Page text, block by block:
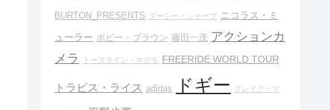
BURTON_PRESENTS ダーシー・シャープ
ニコラス・ミ
ューラー ボビー・ブラウン 藤田一茂 アクションカ
メラ
トースタイン・ホグモ FREERIDE WORLD TOUR
トラビス・ライス adidas ドギー クレイグ・マ